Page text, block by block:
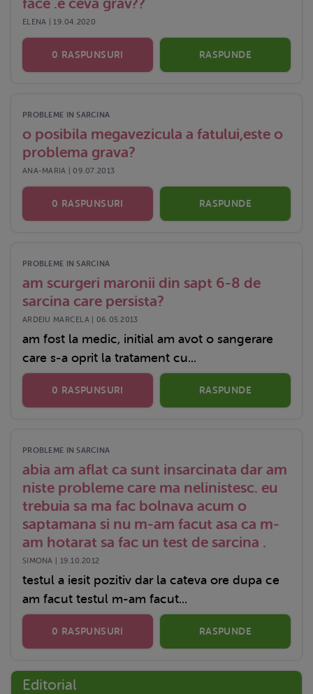
ELENA | 19.04.2020
0 RASPUNSURI RASPUNDE
PROBLEME IN SARCINA
o posibila megavezicula a fatului,este o
problema grava?
ANA-MARIA | 09.07.2013
0 RASPUNSURI RASPUNDE
PROBLEME IN SARCINA
am scurgeri maronii din sapt 6-8 de
sarcina care persista?
ARDEIU MARCELA | 06.05.2013
am fost la medic, initial am avot o sangerare
care s-a oprit la tratament cu...
0 RASPUNSURI RASPUNDE
PROBLEME IN SARCINA
abia am aflat ca sunt insarcinata dar am
niste probleme care ma nelinistesc. eu
trebuia sa ma fac bolnava acum o
saptamana si nu m-am facut asa ca m-
am hotarat sa fac un test de sarcina .
SIMONA | 19.10.2012
testul a iesit pozitiv dar la cateva ore dupa ce
am facut testul m-am facut...
0 RASPUNSURI RASPUNDE
Editorial